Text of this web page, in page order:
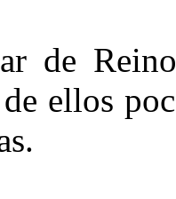
de
ellos